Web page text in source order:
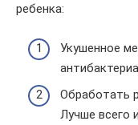
ребенка:
Укушенное
Обработать
Лучше всего